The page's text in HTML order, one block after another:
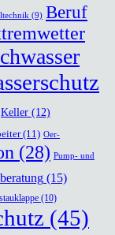
(9) Beruf
Keller (12)
(11) Oer-
(28) Pump- und
(15)
(10)
(45)